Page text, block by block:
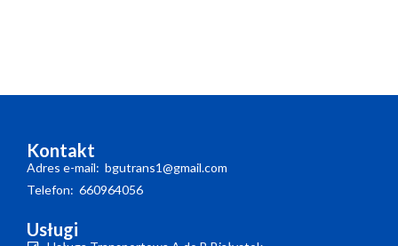
Kontakt
Adres e-mail: bgutrans1@gmail.com
Telefon: 660964056
Usługi